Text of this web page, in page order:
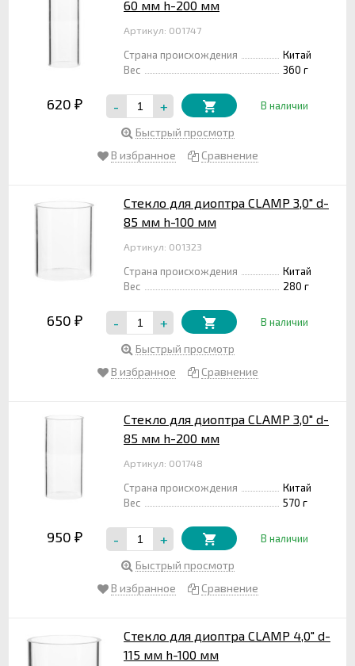
60 мм h-200 мм
Артикул: 001747
Страна происхождения
Китай
Вес
360 г
620 ₽ - + В наличии
Быстрый просмотр
В избранное
Сравнение
Стекло для диоптра CLAMP 3,0" d-
85 мм h-100 мм
Артикул: 001323
Страна происхождения
Китай
Вес
280 г
650 ₽ - + В наличии
Быстрый просмотр
В избранное
Сравнение
Стекло для диоптра CLAMP 3,0" d-
85 мм h-200 мм
Артикул: 001748
Страна происхождения
Китай
Вес
570 г
950 ₽ - + В наличии
Быстрый просмотр
В избранное
Сравнение
Стекло для диоптра CLAMP 4,0" d-
115 мм h-100 мм